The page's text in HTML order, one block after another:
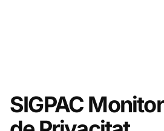
SIGPAC